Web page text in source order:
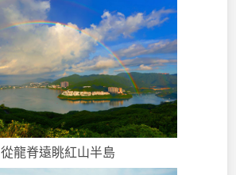
從龍脊遠眺紅山半島